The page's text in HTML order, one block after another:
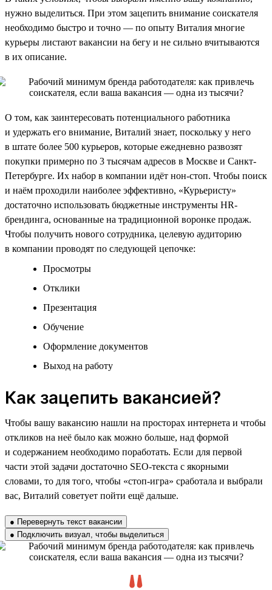
нужно выделиться. При этом зацепить внимание соискателя
необходимо быстро и точно — по опыту Виталия многие
курьеры листают вакансии на бегу и не сильно вчитываются
в их описание.
О том, как заинтересовать потенциального работника
и удержать его внимание, Виталий знает, поскольку у него
в штате более 500 курьеров, которые ежедневно развозят
покупки примерно по 3 тысячам адресов в Москве и Санкт-
Петербурге. Их набор в компании идёт нон-стоп. Чтобы поиск
и наём проходили наиболее эффективно, «Курьеристу»
достаточно использовать бюджетные инструменты HR-
брендинга, основанные на традиционной воронке продаж.
Чтобы получить нового сотрудника, целевую аудиторию
в компании проводят по следующей цепочке:
Просмотры
Отклики
Презентация
Обучение
Оформление документов
Выход на работу
Как зацепить вакансией?
Чтобы вашу вакансию нашли на просторах интернета и чтобы
откликов на неё было как можно больше, над формой
и содержанием необходимо поработать. Если для первой
части этой задачи достаточно SEO-текста с якорными
словами, то для того, чтобы «стоп-игра» сработала и выбрали
вас, Виталий советует пойти ещё дальше.
● Перевернуть текст вакансии
● Подключить визуал, чтобы выделиться